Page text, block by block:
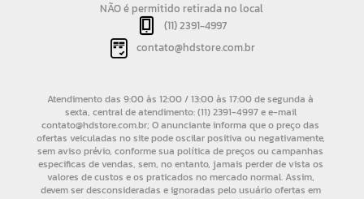
NÃO é permitido retirada no local
(11) 2391-4997
contato@hdstore.com.br